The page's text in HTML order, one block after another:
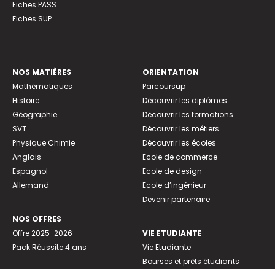
Fiches PASS
Fiches SUP
NOS MATIÈRES
Mathématiques
Histoire
Géographie
SVT
Physique Chimie
Anglais
Espagnol
Allemand
NOS OFFRES
Offre 2025-2026
Pack Réussite 4 ans
ORIENTATION
Parcoursup
Découvrir les diplômes
Découvrir les formations
Découvrir les métiers
Découvrir les écoles
Ecole de commerce
Ecole de design
Ecole d’ingénieur
Devenir partenaire
VIE ETUDIANTE
Vie Etudiante
Bourses et prêts étudiants